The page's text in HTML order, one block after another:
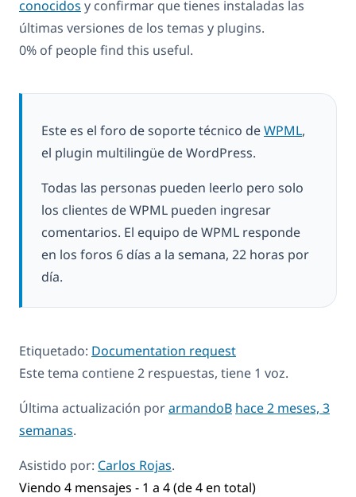
conocidos y confirmar que tienes instaladas las
últimas versiones de los temas y plugins.
0% of people find this useful.
Este es el foro de soporte técnico deWPML,
el plugin multilingüe de WordPress.
Todas las personas pueden leerlo pero solo
los clientes de WPML pueden ingresar
comentarios. El equipo de WPML responde
en los foros 6 días a la semana, 22 horas por
día.
Etiquetado: Documentation request
Este tema contiene 2 respuestas, tiene 1 voz.
Última actualización porarmandoB hace 2 meses, 3
semanas.
Asistido por: Carlos Rojas.
Viendo 4 mensajes - 1 a 4 (de 4 en total)